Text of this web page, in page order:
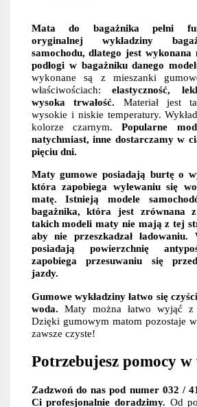
Mata do bagażnika pełni
oryginalnej wykładziny
samochodu, dlatego jest wykonana
podłogi w bagażniku danego
wykonane są z mieszanki
właściwościach:elastyczność,
wysoka trwałość. Materiał jest
wysokie i niskie temperatury.
kolorze czarnym.Popularne
natychmiast, inne dostarczamy w
pięciu dni.
Maty gumowe posiadają burtę o
która zapobiega wylewaniu się
matę. Istnieją modele
bagażnika, która jest zrównana
takich modeli maty nie mają z tej
aby nie przeszkadzał ładowaniu.
posiadają powierzchnię
zapobiega przesuwaniu się
jazdy.
Gumowe wykładziny łatwo się
woda. Maty można łatwo wyjąć
Dzięki gumowym matom pozostaje
zawsze czyste!
Potrzebujesz pomocy w
Zadzwoń do nas pod numer 032 /
Ci profesjonalnie doradzimy. Od